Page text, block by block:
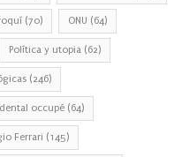
(70) ONU (64)
Política y utopia (62)
(246)
occupé (64)
Ferrari (145)